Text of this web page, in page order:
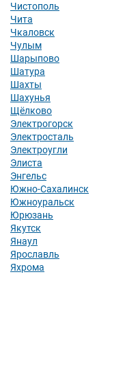
Чистополь
Чита
Чкаловск
Чулым
Шарыпово
Шатура
Шахты
Шахунья
Щёлково
Электрогорск
Электросталь
Электроугли
Элиста
Энгельс
Южно-Сахалинск
Южноуральск
Юрюзань
Якутск
Янаул
Ярославль
Яхрома